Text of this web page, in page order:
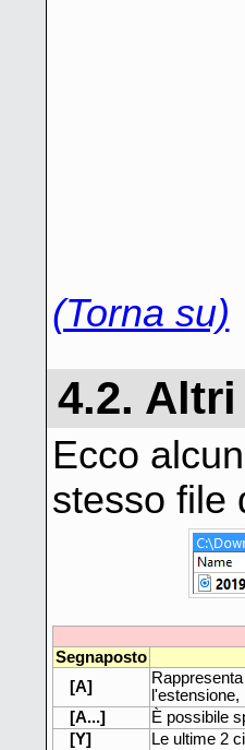
(Torna su)
4.2.
Ecco
stesso file
Segnaposto
[A]
l'estensione,
[A...]
È possibile
[Y]
Le ultime 2